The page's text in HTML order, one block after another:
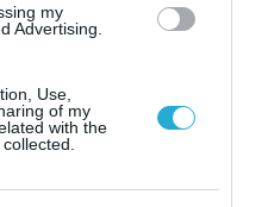
my
Advertising.
Use,
of my
with the